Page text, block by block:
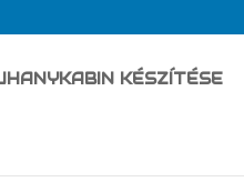
KÉSZÍTÉSE